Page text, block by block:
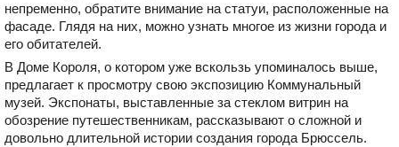
непременно, обратите внимание на статуи, расположенные на
фасаде. Глядя на них, можно узнать многое из жизни города и
его обитателей.
В Доме Короля, о котором уже вскользь упоминалось выше,
предлагает к просмотру свою экспозицию Коммунальный
музей. Экспонаты, выставленные за стеклом витрин на
обозрение путешественникам, рассказывают о сложной и
довольно длительной истории создания города Брюссель.